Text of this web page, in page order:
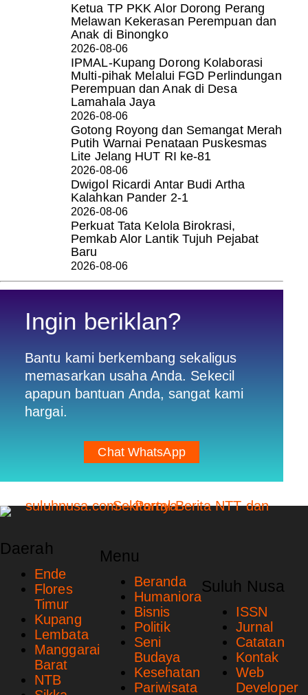
Ketua TP PKK Alor Dorong Perang
Melawan Kekerasan Perempuan dan
Anak di Binongko
2026-08-06
IPMAL-Kupang Dorong Kolaborasi
Multi-pihak Melalui FGD Perlindungan
Perempuan dan Anak di Desa
Lamahala Jaya
2026-08-06
Gotong Royong dan Semangat Merah
Putih Warnai Penataan Puskesmas
Lite Jelang HUT RI ke-81
2026-08-06
Dwigol Ricardi Antar Budi Artha
Kalahkan Pander 2-1
2026-08-06
Perkuat Tata Kelola Birokrasi,
Pemkab Alor Lantik Tujuh Pejabat
Baru
2026-08-06
Ingin beriklan?
Bantu kami berkembang sekaligus
memasarkan usaha Anda. Sekecil
apapun bantuan Anda, sangat kami
hargai.
Chat WhatsApp
Daerah
Ende
Flores
Timur
Kupang
Lembata
Manggarai
Barat
NTB
Menu
Beranda
Humaniora
Bisnis
Politik
Seni
Budaya
Kesehatan
Pariwisata
Suluh Nusa
ISSN
Jurnal
Catatan
Kontak
Web
Developer